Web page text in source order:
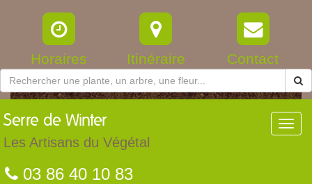
Horaires Itinéraire Contact
Serre de Winter
Les Artisans du Végétal
03 86 40 10 83